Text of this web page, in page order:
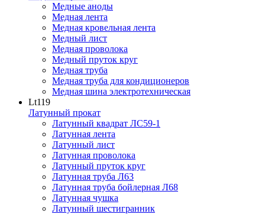
Медные аноды
Медная лента
Медная кровельная лента
Медный лист
Медная проволока
Медный пруток круг
Медная труба
Медная труба для кондиционеров
Медная шина электротехническая
Lt119
Латунный прокат
Латунный квадрат ЛС59-1
Латунная лента
Латунный лист
Латунная проволока
Латунный пруток круг
Латунная труба Л63
Латунная труба бойлерная Л68
Латунная чушка
Латунный шестигранник